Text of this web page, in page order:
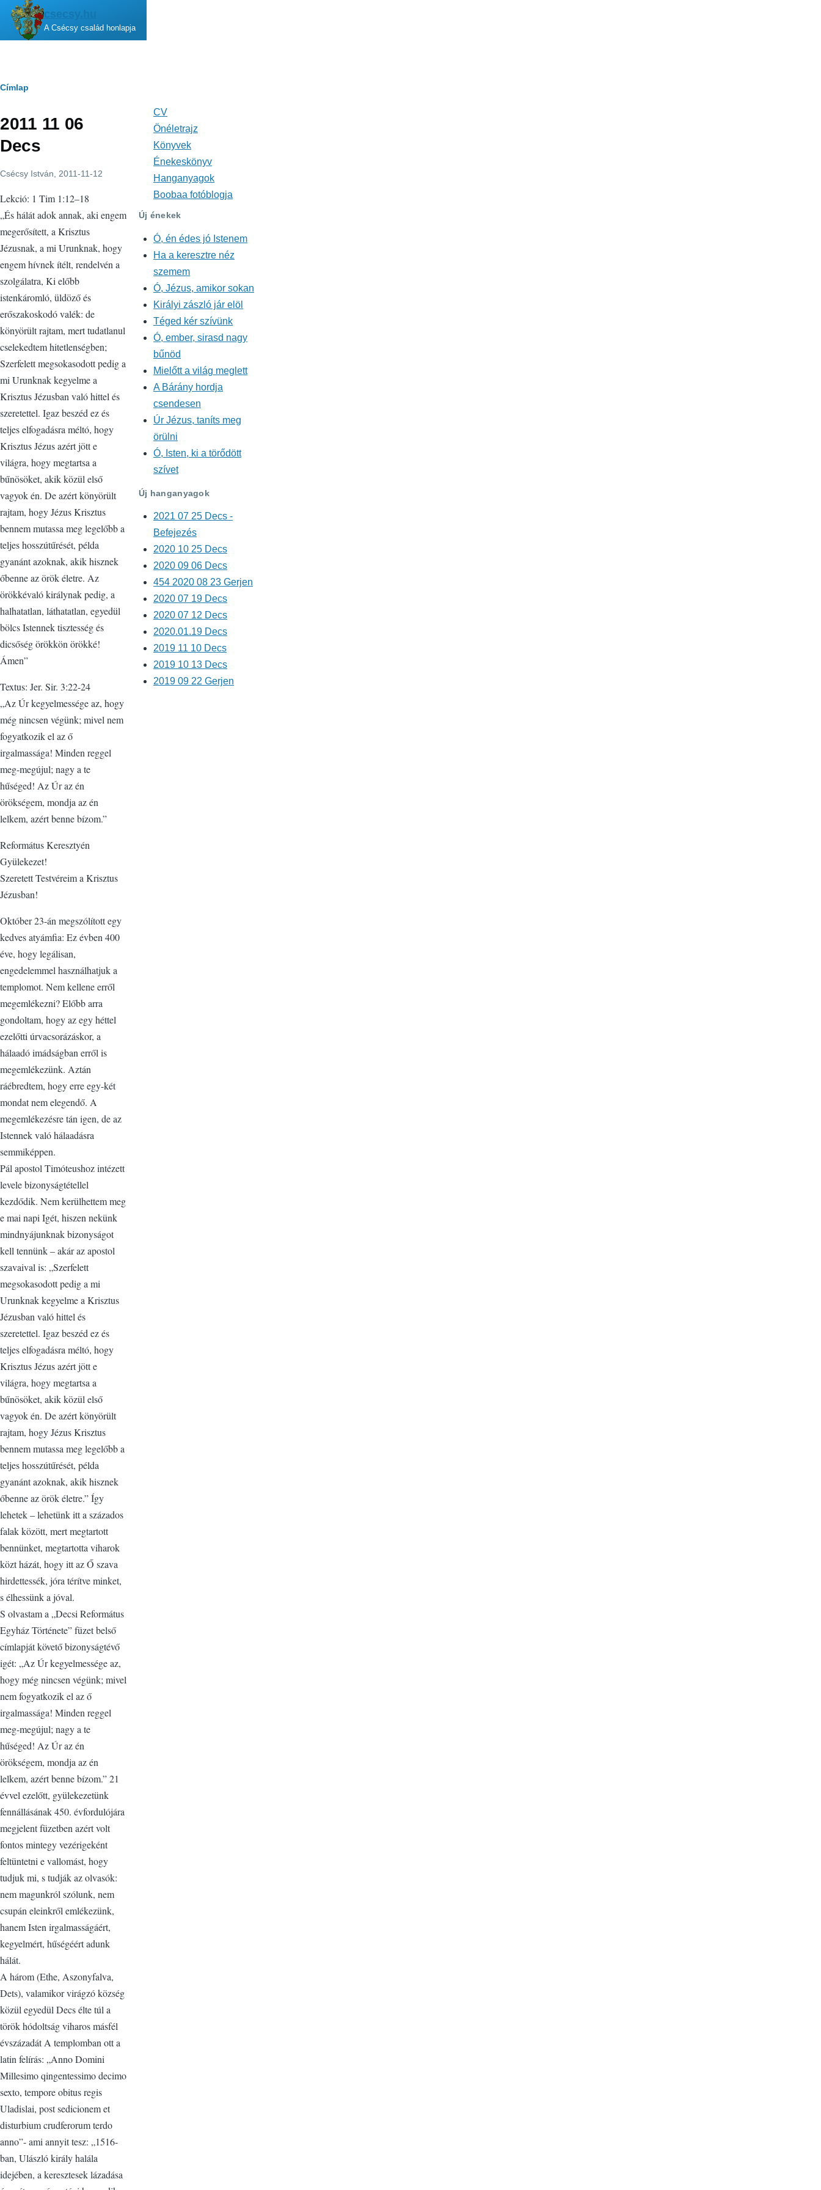
Ugrás a tartalomra
csecsy.hu
A Csécsy család honlapja
Morzsa
Címlap
2011 11 06
Decs
Csécsy István, 2011-11-12
Lekció: 1 Tim 1:12–18
„És hálát adok annak, aki engem
megerősített, a Krisztus
Jézusnak, a mi Urunknak, hogy
engem hívnek ítélt, rendelvén a
szolgálatra, Ki előbb
istenkáromló, üldöző és
erőszakoskodó valék: de
könyörült rajtam, mert tudatlanul
cselekedtem hitetlenségben;
Szerfelett megsokasodott pedig a
mi Urunknak kegyelme a
Krisztus Jézusban való hittel és
szeretettel. Igaz beszéd ez és
teljes elfogadásra méltó, hogy
Krisztus Jézus azért jött e
világra, hogy megtartsa a
bűnösöket, akik közül első
vagyok én. De azért könyörült
rajtam, hogy Jézus Krisztus
bennem mutassa meg legelőbb a
teljes hosszútűrését, példa
gyanánt azoknak, akik hisznek
őbenne az örök életre. Az
örökkévaló királynak pedig, a
halhatatlan, láthatatlan, egyedül
bölcs Istennek tisztesség és
dicsőség örökkön örökké!
Ámen”
Textus: Jer. Sir. 3:22-24
„Az Úr kegyelmessége az, hogy
még nincsen végünk; mivel nem
fogyatkozik el az ő
irgalmassága! Minden reggel
meg-megújul; nagy a te
hűséged! Az Úr az én
örökségem, mondja az én
lelkem, azért benne bízom.”
Református Keresztyén
Gyülekezet!
Szeretett Testvéreim a Krisztus
Jézusban!
Október 23-án megszólított egy
kedves atyámfia: Ez évben 400
éve, hogy legálisan,
engedelemmel használhatjuk a
templomot. Nem kellene erről
megemlékezni? Előbb arra
gondoltam, hogy az egy héttel
ezelőtti úrvacsorázáskor, a
hálaadó imádságban erről is
megemlékezünk. Aztán
ráébredtem, hogy erre egy-két
mondat nem elegendő. A
megemlékezésre tán igen, de az
Istennek való hálaadásra
semmiképpen.
Pál apostol Timóteushoz intézett
levele bizonyságtétellel
kezdődik. Nem kerülhettem meg
e mai napi Igét, hiszen nekünk
mindnyájunknak bizonyságot
kell tennünk – akár az apostol
szavaival is: „Szerfelett
megsokasodott pedig a mi
Urunknak kegyelme a Krisztus
Jézusban való hittel és
szeretettel. Igaz beszéd ez és
teljes elfogadásra méltó, hogy
Krisztus Jézus azért jött e
világra, hogy megtartsa a
bűnösöket, akik közül első
vagyok én. De azért könyörült
rajtam, hogy Jézus Krisztus
bennem mutassa meg legelőbb a
teljes hosszútűrését, példa
gyanánt azoknak, akik hisznek
őbenne az örök életre.” Így
lehetek – lehetünk itt a százados
falak között, mert megtartott
bennünket, megtartotta viharok
közt házát, hogy itt az Ő szava
hirdettessék, jóra térítve minket,
s élhessünk a jóval.
S olvastam a „Decsi Református
Egyház Története” füzet belső
címlapját követő bizonyságtévő
igét: „Az Úr kegyelmessége az,
hogy még nincsen végünk; mivel
nem fogyatkozik el az ő
irgalmassága! Minden reggel
meg-megújul; nagy a te
hűséged! Az Úr az én
örökségem, mondja az én
lelkem, azért benne bízom.” 21
évvel ezelőtt, gyülekezetünk
fennállásának 450. évfordulójára
megjelent füzetben azért volt
fontos mintegy vezérigeként
feltüntetni e vallomást, hogy
tudjuk mi, s tudják az olvasók:
nem magunkról szólunk, nem
csupán eleinkről emlékezünk,
hanem Isten irgalmasságáért,
kegyelmért, hűségéért adunk
hálát.
A három (Ethe, Aszonyfalva,
Dets), valamikor virágzó község
közül egyedül Decs élte túl a
török hódoltság viharos másfél
évszázadát A templomban ott a
latin felírás: „Anno Domini
Millesimo qingentessimo decimo
sexto, tempore obitus regis
Uladislai, post sedicionem et
disturbium crudferorum terdo
anno”- ami annyit tesz: „1516-
ban, Ulászló király halála
idejében, a keresztesek lázadása
navigáció
CV
Önéletrajz
Könyvek
Énekeskönyv
Hanganyagok
Boobaa fotóblogja
Új énekek
Ó, én édes jó Istenem
Ha a keresztre néz
szemem
Ó, Jézus, amikor sokan
Királyi zászló jár elöl
Téged kér szívünk
Ó, ember, sirasd nagy
bűnöd
Mielőtt a világ meglett
A Bárány hordja
csendesen
Úr Jézus, taníts meg
örülni
Ó, Isten, ki a törődött
szívet
Új hanganyagok
2021 07 25 Decs -
Befejezés
2020 10 25 Decs
2020 09 06 Decs
454 2020 08 23 Gerjen
2020 07 19 Decs
2020 07 12 Decs
2020.01.19 Decs
2019 11 10 Decs
2019 10 13 Decs
2019 09 22 Gerjen